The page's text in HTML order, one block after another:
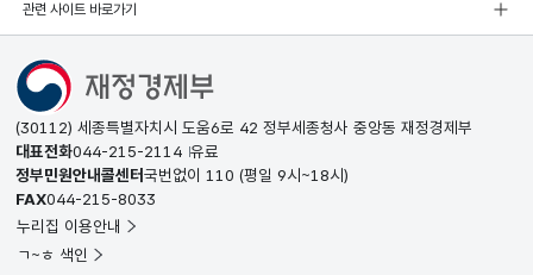
관련 사이트 바로가기
(30112) 세종특별자치시 도움6로 42 정부세종청사 중앙동 재정경제부
대표전화044-215-2114 유료
정부민원안내콜센터국번없이 110 (평일 9시~18시)
FAX044-215-8033
누리집 이용안내
ㄱ~ㅎ 색인